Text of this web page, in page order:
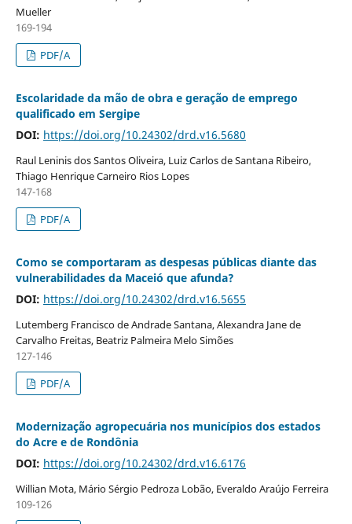
Mueller
169-194
PDF/A
Escolaridade da mão de obra e geração de emprego
qualificado em Sergipe
DOI: https://doi.org/10.24302/drd.v16.5680
Raul Leninis dos Santos Oliveira, Luiz Carlos de Santana Ribeiro,
Thiago Henrique Carneiro Rios Lopes
147-168
PDF/A
Como se comportaram as despesas públicas diante das
vulnerabilidades da Maceió que afunda?
DOI: https://doi.org/10.24302/drd.v16.5655
Lutemberg Francisco de Andrade Santana, Alexandra Jane de
Carvalho Freitas, Beatriz Palmeira Melo Simões
127-146
PDF/A
Modernização agropecuária nos municípios dos estados
do Acre e de Rondônia
DOI: https://doi.org/10.24302/drd.v16.6176
Willian Mota, Mário Sérgio Pedroza Lobão, Everaldo Araújo Ferreira
109-126